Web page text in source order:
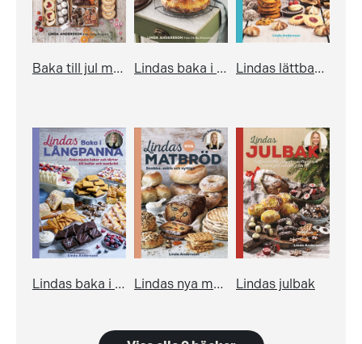
Baka till jul med Lindas bakskola Lindas baka i springform Lindas lättbakade favoriter
Lindas baka i långpanna Lindas nya matbröd Lindas julbak